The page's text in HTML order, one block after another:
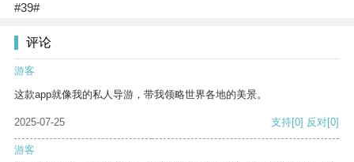
#39#
评论
游客
这款app就像我的私人导游，带我领略世界各地的美景。
2025-07-25 支持[0] 反对[0]
游客